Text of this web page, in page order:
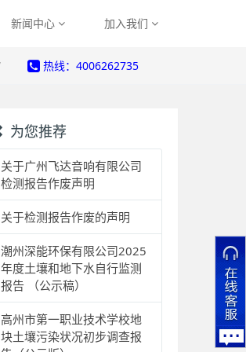
新闻中心 加入我们
热线：4006262735
为您推荐
关于广州飞达音响有限公司
检测报告作废声明
关于检测报告作废的声明
潮州深能环保有限公司2025
年度土壤和地下水自行监测
报告 （公示稿）
高州市第一职业技术学校地
块土壤污染状况初步调查报